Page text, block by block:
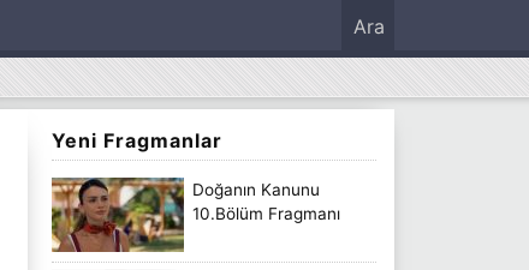
Ara
Yeni Fragmanlar
Doğanın Kanunu
10.Bölüm Fragmanı